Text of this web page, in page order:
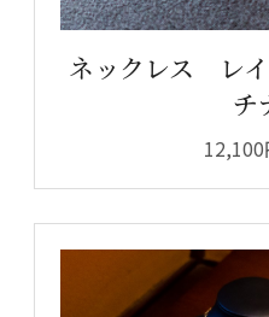
ネックレス レ
チ